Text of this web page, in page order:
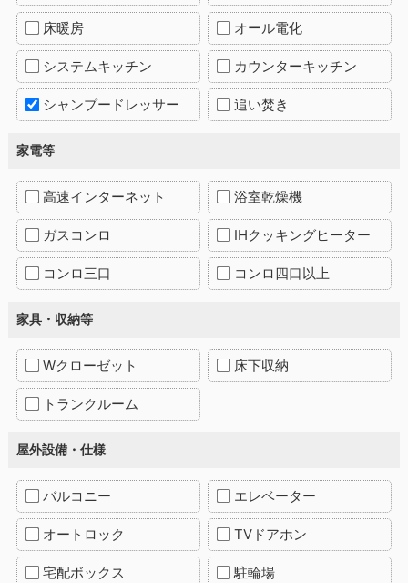
床暖房 オール電化
システムキッチン カウンターキッチン
シャンプードレッサー 追い焚き
家電等
高速インターネット 浴室乾燥機
ガスコンロ IHクッキングヒーター
コンロ三口 コンロ四口以上
家具・収納等
Wクローゼット 床下収納
トランクルーム
屋外設備・仕様
バルコニー エレベーター
オートロック TVドアホン
宅配ボックス 駐輪場